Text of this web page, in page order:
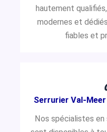
hautement
modernes et
fiables et
Serrurier Val-
Nos spécialistes